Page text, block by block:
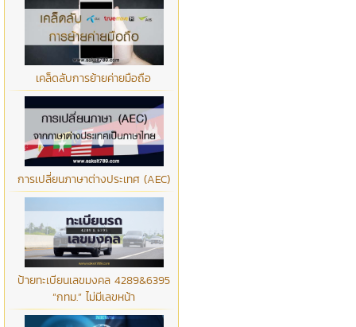
เคล็ดลับการย้ายค่ายมือถือ
การเปลี่ยนภาษาต่างประเทศ (AEC)
ป้ายทะเบียนเลขมงคล 4289&6395
“กทม.” ไม่มีเลขหน้า